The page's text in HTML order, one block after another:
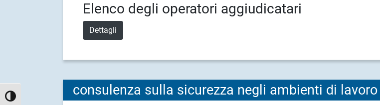
Attiva/disattiva alto contrasto
Elenco degli operatori aggiudicatari
Dettagli
consulenza sulla sicurezza negli ambienti di lavoro